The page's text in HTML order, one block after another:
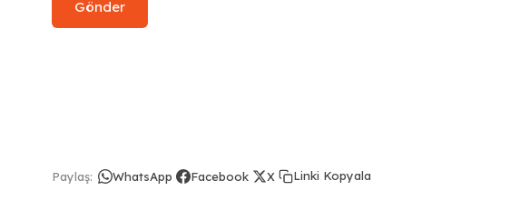
Paylaş: WhatsApp Facebook X Linki Kopyala